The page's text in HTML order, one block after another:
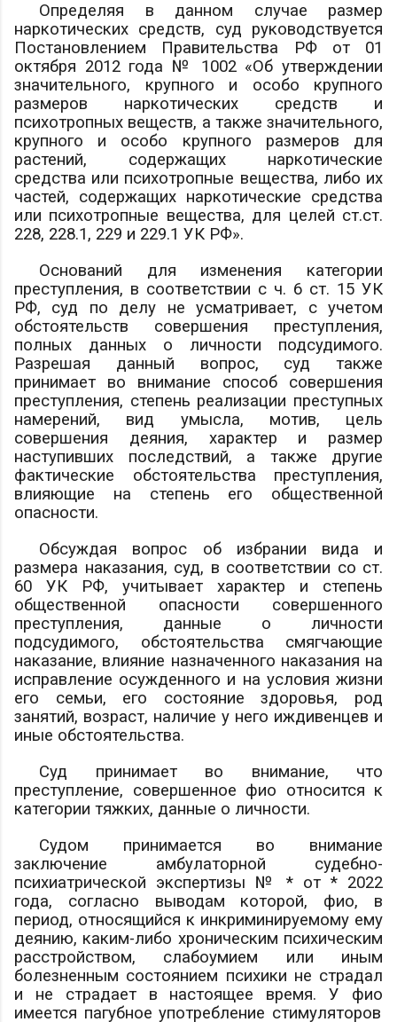
Определяя в данном случае размер
наркотических средств, суд руководствуется
Постановлением Правительства РФ от 01
октября 2012 года № 1002 «Об утверждении
значительного, крупного и особо крупного
размеров наркотических средств и
психотропных веществ, а также значительного,
крупного и особо крупного размеров для
растений, содержащих наркотические
средства или психотропные вещества, либо их
частей, содержащих наркотические средства
или психотропные вещества, для целей ст.ст.
228, 228.1, 229 и 229.1 УК РФ».
Оснований для изменения категории
преступления, в соответствии с ч. 6 ст. 15 УК
РФ, суд по делу не усматривает, с учетом
обстоятельств совершения преступления,
полных данных о личности подсудимого.
Разрешая данный вопрос, суд также
принимает во внимание способ совершения
преступления, степень реализации преступных
намерений, вид умысла, мотив, цель
совершения деяния, характер и размер
наступивших последствий, а также другие
фактические обстоятельства преступления,
влияющие на степень его общественной
опасности.
Обсуждая вопрос об избрании вида и
размера наказания, суд, в соответствии со ст.
60 УК РФ, учитывает характер и степень
общественной опасности совершенного
преступления, данные о личности
подсудимого, обстоятельства смягчающие
наказание, влияние назначенного наказания на
исправление осужденного и на условия жизни
его семьи, его состояние здоровья, род
занятий, возраст, наличие у него иждивенцев и
иные обстоятельства.
Суд принимает во внимание, что
преступление, совершенное фио относится к
категории тяжких, данные о личности.
Судом принимается во внимание
заключение амбулаторной судебно-
психиатрической экспертизы № * от * 2022
года, согласно выводам которой, фио, в
период, относящийся к инкриминируемому ему
деянию, каким-либо хроническим психическим
расстройством, слабоумием или иным
болезненным состоянием психики не страдал
и не страдает в настоящее время. У фио
имеется пагубное употребление стимуляторов